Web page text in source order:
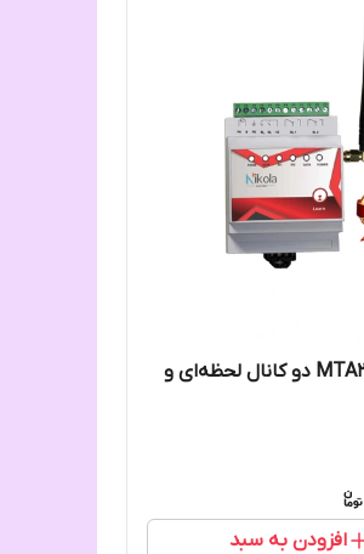
گیرنده MTA22-12 دو کانال لحظه‌ای و
افزودن به سبد